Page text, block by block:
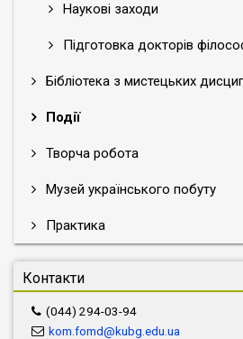
Наукові заходи
Підготовка докторів
Бібліотека з мистецьких
Події
Творча робота
Музей українського побуту
Практика
Контакти
(044) 294-03-94
kom.fomd@kubg.edu.ua